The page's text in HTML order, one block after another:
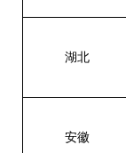
湖北
安徽